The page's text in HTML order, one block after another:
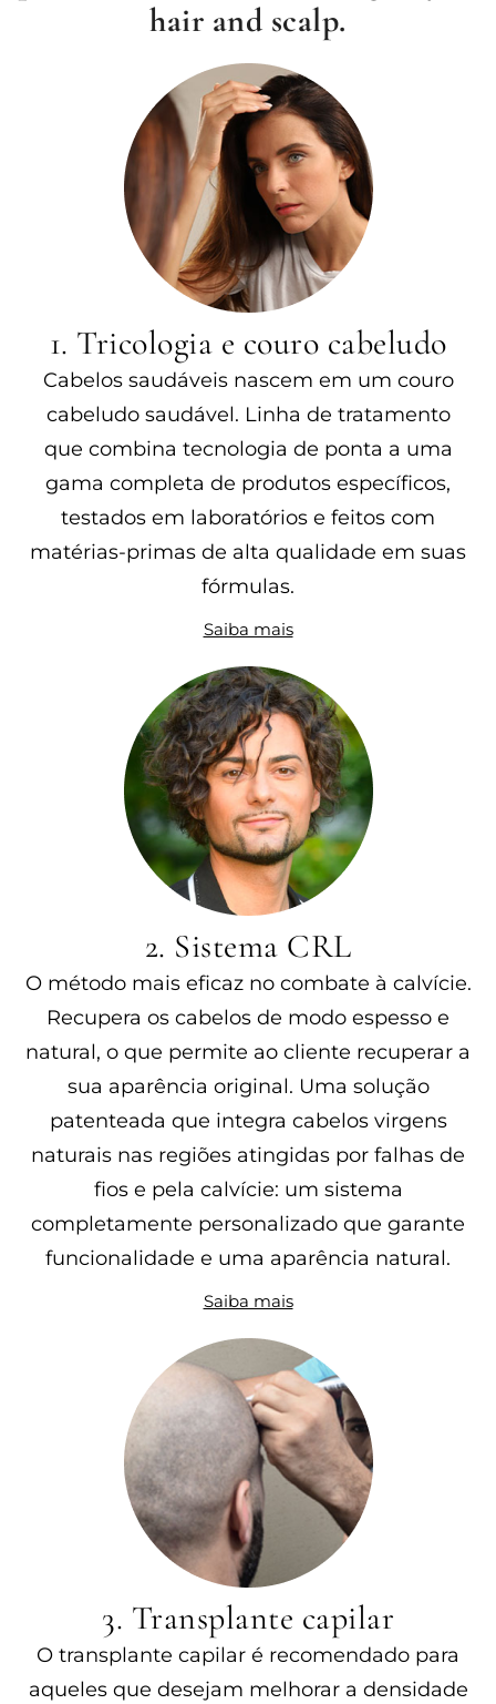
hair and scalp.
1. Tricologia e couro cabeludo
Cabelos saudáveis nascem em um couro
cabeludo saudável. Linha de tratamento
que combina tecnologia de ponta a uma
gama completa de produtos específicos,
testados em laboratórios e feitos com
matérias-primas de alta qualidade em suas
fórmulas.
Saiba mais
2. Sistema CRL
O método mais eficaz no combate à calvície.
Recupera os cabelos de modo espesso e
natural, o que permite ao cliente recuperar a
sua aparência original. Uma solução
patenteada que integra cabelos virgens
naturais nas regiões atingidas por falhas de
fios e pela calvície: um sistema
completamente personalizado que garante
funcionalidade e uma aparência natural.
Saiba mais
3. Transplante capilar
O transplante capilar é recomendado para
aqueles que desejam melhorar a densidade